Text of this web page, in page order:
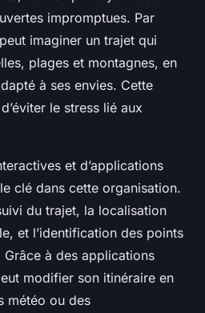
impromptues. Par
imaginer un trajet qui
plages et montagnes, en
à ses envies. Cette
le stress lié aux
et d’applications
clé dans cette organisation.
du trajet, la localisation
et l’identification des points
Grâce à des applications
modifier son itinéraire en
météo ou des